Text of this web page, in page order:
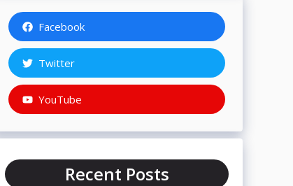
Facebook
Twitter
YouTube
Recent Posts